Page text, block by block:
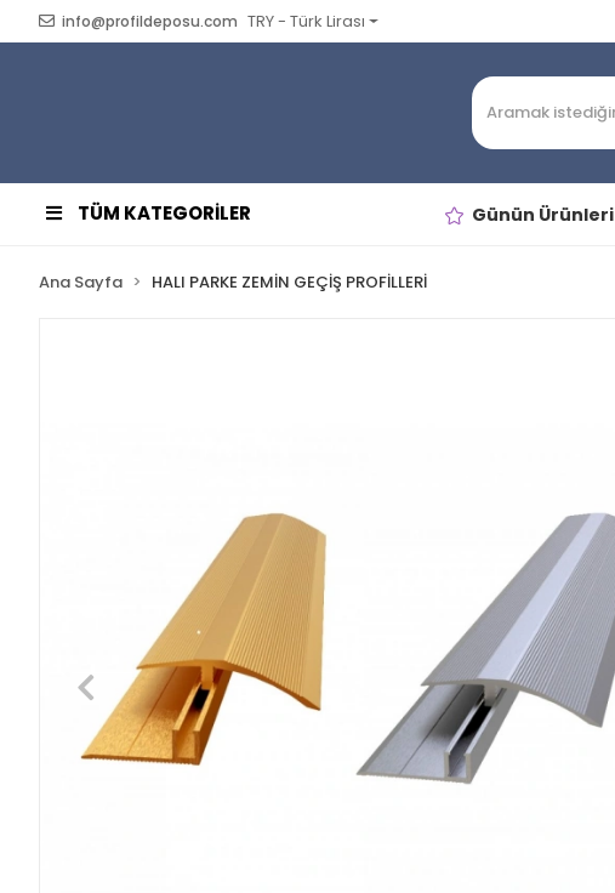
info@profildeposu.com TRY - Türk Lirası
TÜM KATEGORİLER Günün Ürünleri
Ana Sayfa HALI PARKE ZEMİN GEÇİŞ PROFİLLERİ